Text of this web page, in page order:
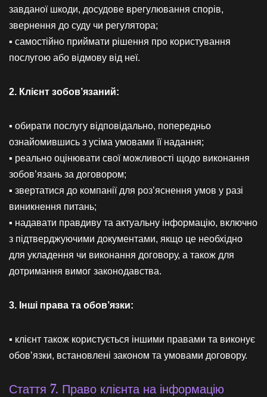
завданої шкоди, досудове врегулювання спорів,
звернення до суду чи регулятора;
▪ самостійно приймати рішення про користування
послугою або відмову від неї.
2. Клієнт зобов’язаний:
▪ обирати послугу відповідально, попередньо
ознайомившись з усіма умовами її надання;
▪ реально оцінювати свої можливості щодо виконання
зобов’язань за договором;
▪ звертатися до компанії для роз’яснення умов у разі
виникнення питань;
▪ надавати правдиву та актуальну інформацію, включно
з підтверджуючими документами, якщо це необхідно
для укладення чи виконання договору, а також для
дотримання вимог законодавства.
3. Інші права та обов’язки:
▪ клієнт також користується іншими правами та виконує
обов’язки, встановлені законом та умовами договору.
Стаття 7. Право клієнта на інформацію